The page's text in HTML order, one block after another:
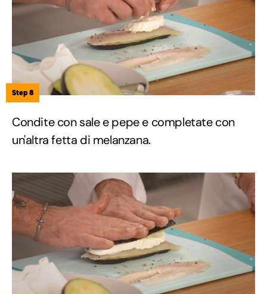
Step 8
Condite con sale e pepe e completate con
un'altra fetta di melanzana.